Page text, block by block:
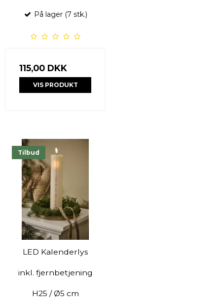
På lager (7 stk.)
115,00 DKK
VIS PRODUKT
Tilbud
LED Kalenderlys
inkl. fjernbetjening
H25 / Ø5 cm